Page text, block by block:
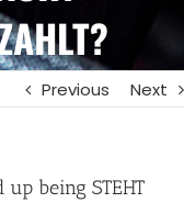
Previous Next
up being STEHT